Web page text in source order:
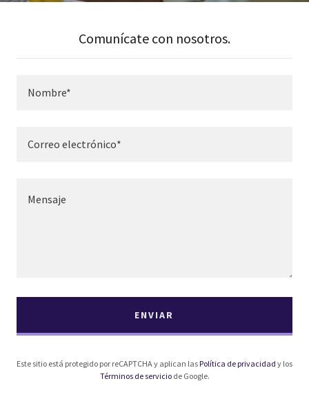
Comunícate con nosotros.
Nombre*
Correo electrónico*
ENVIAR
Este sitio está protegido por reCAPTCHA y aplican las Política de privacidad y los
Términos de serviciode Google.